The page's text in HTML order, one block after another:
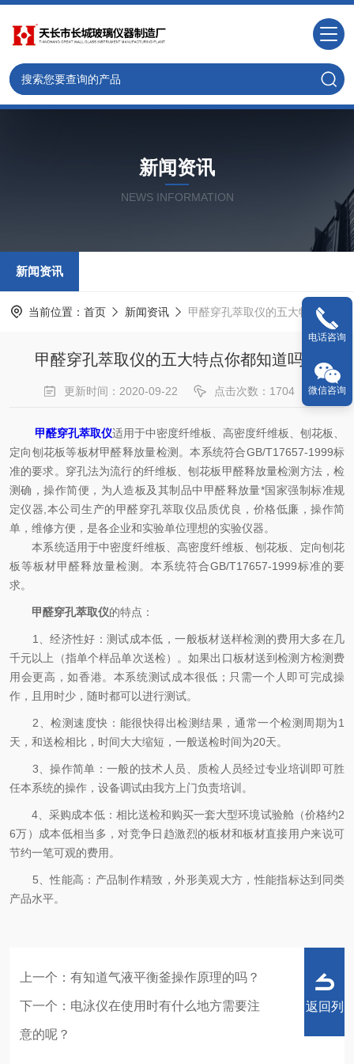
新闻资讯
NEWS INFORMATION
新闻资讯
当前位置： 首页 新闻资讯 甲醛穿孔萃取仪的五大特点你都知道吗？
甲醛穿孔萃取仪的五大特点你都知道吗？
更新时间：2020-09-22 点击次数：1704
甲醛穿孔萃取仪适用于中密度纤维板、高密度纤维板、刨花板、
定向刨花板等板材甲醛释放量检测。本系统符合GB/T17657-1999标
准的要求。穿孔法为流行的纤维板、刨花板甲醛释放量检测方法，检
测确，操作简便，为人造板及其制品中甲醛释放量*国家强制标准规
定仪器,本公司生产的甲醛穿孔萃取仪品质优良，价格低廉，操作简
单，维修方便，是各企业和实验单位理想的实验仪器。
本系统适用于中密度纤维板、高密度纤维板、刨花板、定向刨花
板等板材甲醛释放量检测。本系统符合GB/T17657-1999标准的要
求。
甲醛穿孔萃取仪的特点：
1、经济性好：测试成本低，一般板材送样检测的费用大多在几
千元以上（指单个样品单次送检）。如果出口板材送到检测方检测费
用会更高，如香港。本系统测试成本很低；只需一个人即可完成操
作，且用时少，随时都可以进行测试。
2、检测速度快：能很快得出检测结果，通常一个检测周期为1
天，和送检相比，时间大大缩短，一般送检时间为20天。
3、操作简单：一般的技术人员、质检人员经过专业培训即可胜
任本系统的操作，设备调试由我方上门负责培训。
4、采购成本低：相比送检和购买一套大型环境试验舱（价格约2
6万）成本低相当多，对竞争日趋激烈的板材和板材直接用户来说可
节约一笔可观的费用。
5、性能高：产品制作精致，外形美观大方，性能指标达到同类
产品水平。
上一个： 有知道气液平衡釜操作原理的吗？
下一个： 电泳仪在使用时有什么地方需要注
意的呢？
返回列
电话咨询
微信咨询